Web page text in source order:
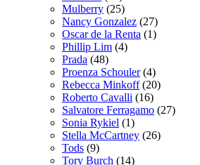
Mulberry (25)
Nancy Gonzalez (27)
Oscar de la Renta (1)
Phillip Lim (4)
Prada (48)
Proenza Schouler(4)
Rebecca Minkoff(20)
Roberto Cavalli (16)
Salvatore Ferragamo (27)
Sonia Rykiel (1)
Stella McCartney (26)
Tods (9)
Tory Burch (14)